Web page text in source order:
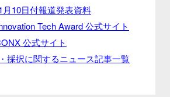
月10日付報道発表資料
Tech Award 公式サイト
公式サイト
採択に関するニュース記事一覧